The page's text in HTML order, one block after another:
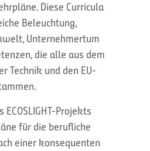
Diese Curricula
Beleuchtung,
Unternehmertum
die alle aus dem
Technik und den EU-
ECOSLIGHT-Projekts
für die berufliche
einer konsequenten